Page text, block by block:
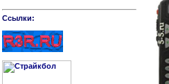
Cсылки: